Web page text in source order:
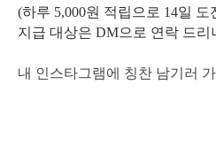
(하루 5,000원 적립으로 14일
지급 대상은 DM으로 연락 드리
내 인스타그램에 칭찬 남기러 가